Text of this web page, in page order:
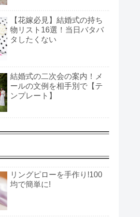
【花嫁必見】結婚式の持ち
物リスト16選！当日バタバ
タしたくない
結婚式の二次会の案内！メ
ールの文例を相手別で【テ
ンプレート】
リングピローを手作り!100
均で簡単に!